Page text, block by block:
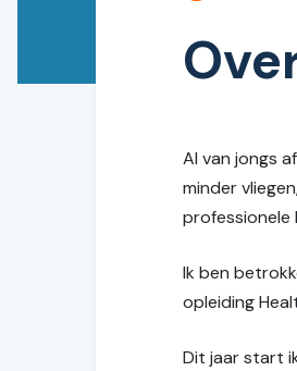
Al van jongs
minder
professionele
Ik ben
opleiding
Dit jaar start